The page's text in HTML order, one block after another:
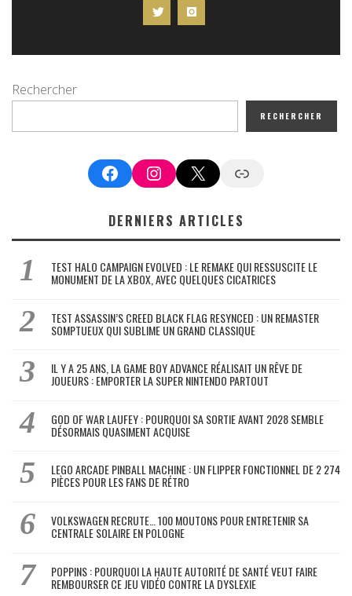
Rechercher
RECHERCHER
FacebookInstagram
X Google News
DERNIERS ARTICLES
TEST HALO CAMPAIGN EVOLVED : LE REMAKE QUI RESSUSCITE LE
MONUMENT DE LA XBOX, AVEC QUELQUES CICATRICES
TEST ASSASSIN’S CREED BLACK FLAG RESYNCED : UN REMASTER
SOMPTUEUX QUI SUBLIME UN GRAND CLASSIQUE
IL Y A 25 ANS, LA GAME BOY ADVANCE RÉALISAIT UN RÊVE DE
JOUEURS : EMPORTER LA SUPER NINTENDO PARTOUT
GOD OF WAR LAUFEY : POURQUOI SA SORTIE AVANT 2028 SEMBLE
DÉSORMAIS QUASIMENT ACQUISE
LEGO ARCADE PINBALL MACHINE : UN FLIPPER FONCTIONNEL DE 2 274
PIÈCES POUR LES FANS DE RÉTRO
VOLKSWAGEN RECRUTE… 100 MOUTONS POUR ENTRETENIR SA
CENTRALE SOLAIRE EN POLOGNE
POPPINS : POURQUOI LA HAUTE AUTORITÉ DE SANTÉ VEUT FAIRE
REMBOURSER CE JEU VIDÉO CONTRE LA DYSLEXIE